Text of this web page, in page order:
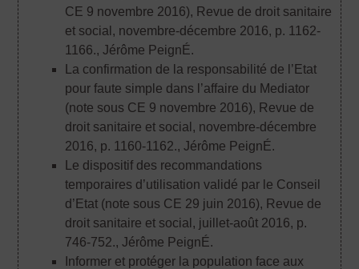
CE 9 novembre 2016), Revue de droit sanitaire
et social, novembre-décembre 2016, p. 1162-
1166., Jérôme PeignÉ.
La confirmation de la responsabilité de l’Etat
pour faute simple dans l’affaire du Mediator
(note sous CE 9 novembre 2016), Revue de
droit sanitaire et social, novembre-décembre
2016, p. 1160-1162., Jérôme PeignÉ.
Le dispositif des recommandations
temporaires d’utilisation validé par le Conseil
d’Etat (note sous CE 29 juin 2016), Revue de
droit sanitaire et social, juillet-août 2016, p.
746-752., Jérôme PeignÉ.
Informer et protéger la population face aux